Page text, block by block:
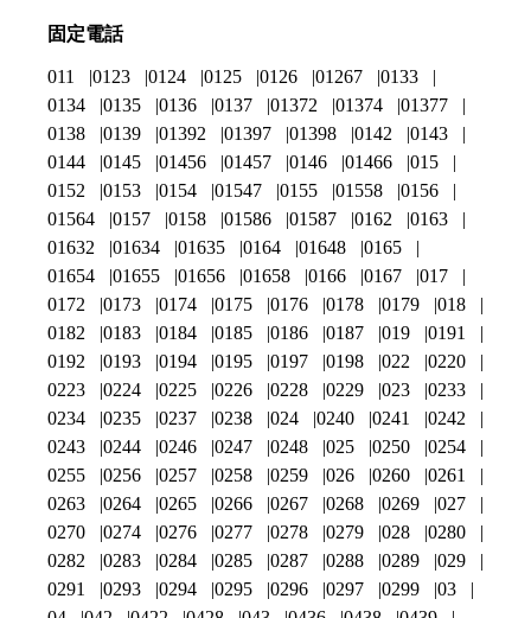
固定電話
011 0123 0124 0125 0126 01267
0133
0134
0135 0136 0137 01372 01374
01377
0138
0139 01392 01397 01398 0142
0143
0144
0145 01456 01457 0146 01466
015
0152
0153 0154 01547 0155 01558
0156
01564
0157 0158 01586 01587 0162
0163
01632
01634 01635 0164 01648
0165
01654
01655 01656 01658 0166 0167
017
0172
0173 0174 0175 0176 0178 0179
018
0182
0183 0184 0185 0186 0187 019
0191
0192
0193 0194 0195 0197 0198 022
0220
0223
0224 0225 0226 0228 0229 023
0233
0234
0235 0237 0238 024 0240 0241
0242
0243
0244 0246 0247 0248 025 0250
0254
0255
0256 0257 0258 0259 026 0260
0261
0263
0264 0265 0266 0267 0268 0269
027
0270
0274 0276 0277 0278 0279 028
0280
0282
0283 0284 0285 0287 0288 0289
029
0291
0293 0294 0295 0296 0297 0299
03